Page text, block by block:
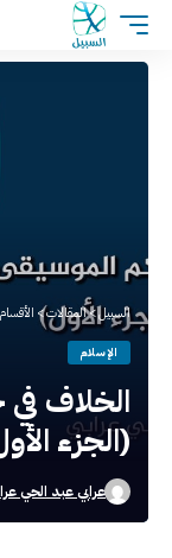
السبيل>المقالات> الأقسام
الإسلام
الخلاف
(الجزء
عرابي عبد الحي